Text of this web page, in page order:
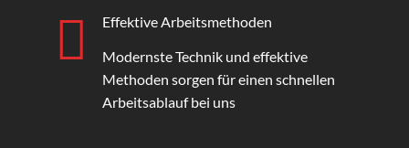
Effektive Arbeitsmethoden
Modernste Technik und effektive
Methoden sorgen für einen schnellen
Arbeitsablauf bei uns